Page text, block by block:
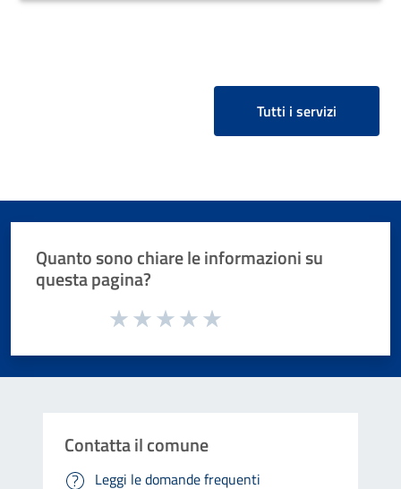
Tutti i servizi
Quanto sono chiare le informazioni su
questa pagina?
Valuta da 1 a 5 stelle la pagina
Contatta il comune
Leggi le domande frequenti